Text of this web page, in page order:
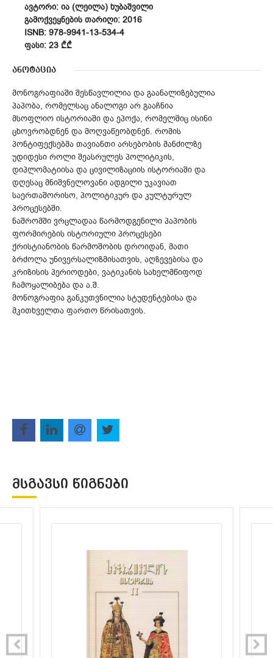
ᲐᲕᲢᲝᲠᲘ: ᲘᲐ (ᲚᲔᲘᲚᲐ) ᲮᲣᲑᲐᲨᲕᲘᲚᲘ
ᲒᲐᲛᲝᲥᲕᲔᲧᲜᲔᲑᲘᲡ ᲗᲐᲠᲘᲦᲘ: 2016
ISNB: 978-9941-13-534-4
ᲤᲐᲡᲘ: 23 ₾₾
ანოტაცია
მონოგრაფიაში შესწავლილია და გაანალიზებულია
პაპობა, რომელსაც ანალოგი არ გააჩნია
მსოფლიო ისტორიაში და ეპოქა, რომელშიც ისინი
ცხოვრობდნენ და მოღვაწეობდნენ. რომის
პონტიფექსებმა თავიანთი არსებობის მანძილზე
უდიდესი როლი შეასრულეს პოლიტიკის,
დიპლომატიისა და ცივილიზაციის ისტორიაში და
დღესაც მნიშვნელოვანი ადგილი უკავიათ
საერთაშორისო, პოლიტიკურ და კულტურულ
პროცესებში.
ნაშრომში ვრცლადაა წარმოდგენილი პაპობის
ფორმირების ისტორიული პროცესები
ქრისტიანობის წარმოშობის დროიდან, მათი
ბრძოლა უნივერსალიზმისათვის, აღზევებისა და
კრიზისის პერიოდები, ვატიკანის სახელმწიფოდ
ჩამოყალიბება და ა.შ.
მონოგრაფია განკუთვნილია სტუდენტებისა და
მკითხველთა ფართო წრისათვის.
ᲛᲡᲒᲐᲕᲡᲘ ᲬᲘᲒᲜᲔᲑᲘ